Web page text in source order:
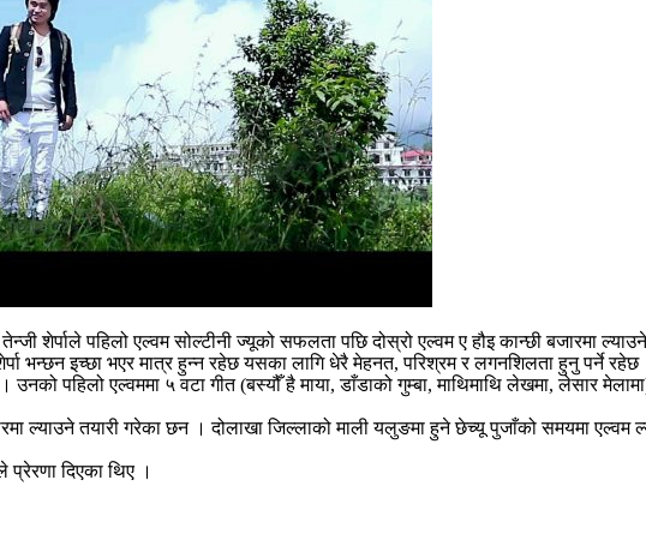
शेर्पाले पहिलो एल्वम सोल्टीनी ज्यूको सफलता पछि दोस्रो एल्वम ए हौइ कान्छी बजारमा
भन्छन इच्छा भएर मात्र हुन्न रहेछ यसका लागि धेरै मेहनत, परिश्रम र लगनशिलता हुनु पर्ने रहेछ
उनको पहिलो एल्वममा ५ वटा गीत (बस्यौँ है माया, डाँडाको गुम्बा, माथिमाथि लेखमा, लेसार
ल्याउने तयारी गरेका छन । दोलाखा जिल्लाको माली यलुङमा हुने छेच्यू पुजाँको समयमा
दिएका थिए ।